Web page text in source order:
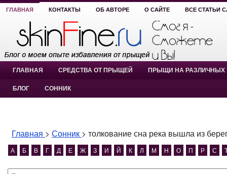
ГЛАВНАЯ КОНТАКТЫ ОБ АВТОРЕ О САЙТЕ ВСЕ СТАТЬИ
ГЛАВНАЯ СРЕДСТВА ОТ ПРЫЩЕЙ ПРЫЩИ НА РАЗЛИЧНЫХ
БЛОГ СОННИК
Главная > Сонник > толкование сна река вышла из
А Б В Г Д Е Ж З И Й К Л М Н О П Р С